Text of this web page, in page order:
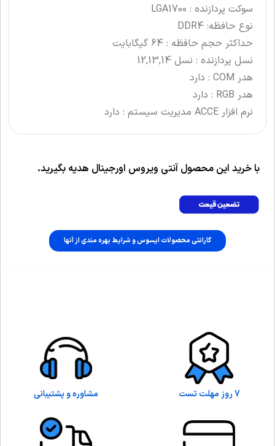
سوکت پردازنده : LGA1700
نوع حافظه: DDR4
حداکثر حجم حافظه : 64 گیگابایت
نسل پردازنده : نسل 12,13,14
هدر COM : دارد
هدر RGB : دارد
نرم افزار ACCE مدیریت سیستم : دارد
با خرید این محصول آنتی ویروس اورجینال هدیه بگیرید.
گارانتی محصولات ایسوس و شرایط بهره مندی از آنها
7 روز مهلت تست مشاوره و پشتیبانی